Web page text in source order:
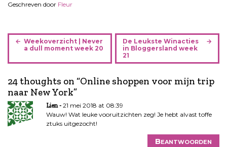
Geschreven door Fleur
B
r
c
h
t
n
a
Weekoverzicht | Never
a dull moment week 20
De Leukste Winacties
in Bloggersland week
21
24 thoughts on “Online shoppen voor mijn trip
naar New York”
Lien
21 mei 2018 at 08:39
Wauw! Wat leuke vooruitzichten zeg! Je hebt alvast toffe
ztuks uitgezocht!
Beantwoorden